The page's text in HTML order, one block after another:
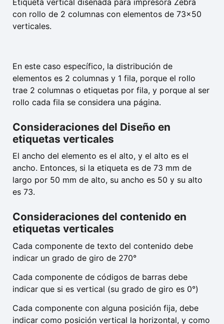
Etiqueta vertical diseñada para impresora Zebra
con rollo de 2 columnas con elementos de 73×50
verticales.
En este caso específico, la distribución de
elementos es 2 columnas y 1 fila, porque el rollo
trae 2 columnas o etiquetas por fila, y porque al ser
rollo cada fila se considera una página.
Consideraciones del Diseño en
etiquetas verticales
El ancho del elemento es el alto, y el alto es el
ancho. Entonces, si la etiqueta es de 73 mm de
largo por 50 mm de alto, su ancho es 50 y su alto
es 73.
Consideraciones del contenido en
etiquetas verticales
Cada componente de texto del contenido debe
indicar un grado de giro de 270°
Cada componente de códigos de barras debe
indicar que si es vertical (su grado de giro es 0°)
Cada componente con alguna posición fija, debe
indicar como posición vertical la horizontal, y como